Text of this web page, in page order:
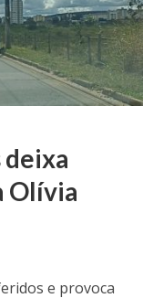
Olívia
e provoca